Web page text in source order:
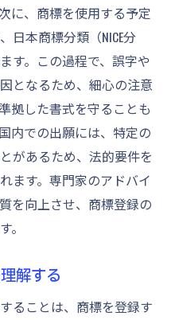
に、商標を使用する予定
日本商標分類（NICE分
す。この過程で、誤字や
となるため、細心の注意
拠した書式を守ることも
内での出願には、特定の
があるため、法的要件を
ます。専門家のアドバイ
を向上させ、商標登録の
。
解する
ることは、商標を登録す